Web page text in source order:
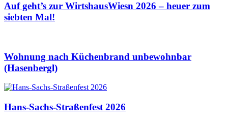
Auf geht’s zur WirtshausWiesn 2026 – heuer zum
siebten Mal!
Wohnung nach Küchenbrand unbewohnbar
(Hasenbergl)
Hans-Sachs-Straßenfest 2026